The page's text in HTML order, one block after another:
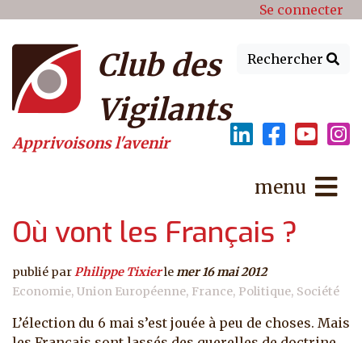
Menu du compte de Se connecter
Rechercher
Club des
Vigilants
Apprivoisons l'avenir
menu
Où vont les Français ?
publié parPhilippe Tixierlemer 16 mai 2012
Economie Union Européenne France Politique Société
L’élection du 6 mai s’est jouée à peu de choses. Mais